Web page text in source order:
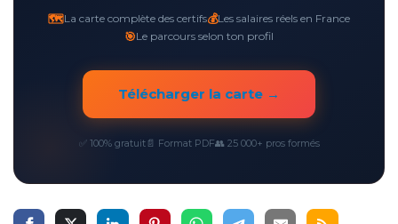
🗺️La carte complète des certifs💰Les salaires réels en France
🎯Le parcours selon ton profil
Télécharger la carte →
✅ 100% gratuit📄 Format PDF👥 25 000+ pros formés